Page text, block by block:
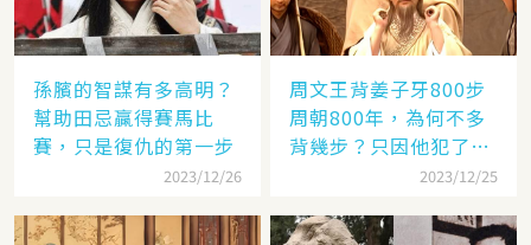
孫臏的智謀有多高明？
幫助田忌贏得賽馬比
賽，只是復仇的第一步
2023/12/26
周文王背姜子牙800步
周朝800年，為何不多
背幾步？只因他犯了個
2023/12/25